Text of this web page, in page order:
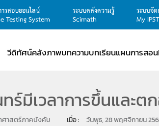
รสอบออนไลน์
Testing System
ระบบคลังความรู้
Scimath
ระบบจั
My IPST
วีดิทัศน์คลังภาพบทความบทเรียนแผนการสอน
ร์มีเวลาการขึ้นและต
ศาสตร์ภาคบังคับ เมื่อ : วันพุธ, 28 พฤศจิกายน